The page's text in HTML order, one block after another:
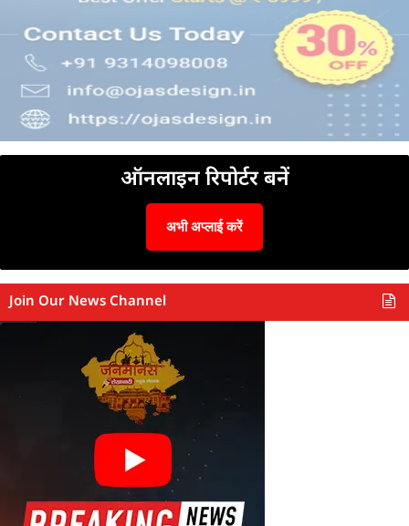
ऑनलाइन रिपोर्टर बनें
अभी अप्लाई करें
Join Our News Channel